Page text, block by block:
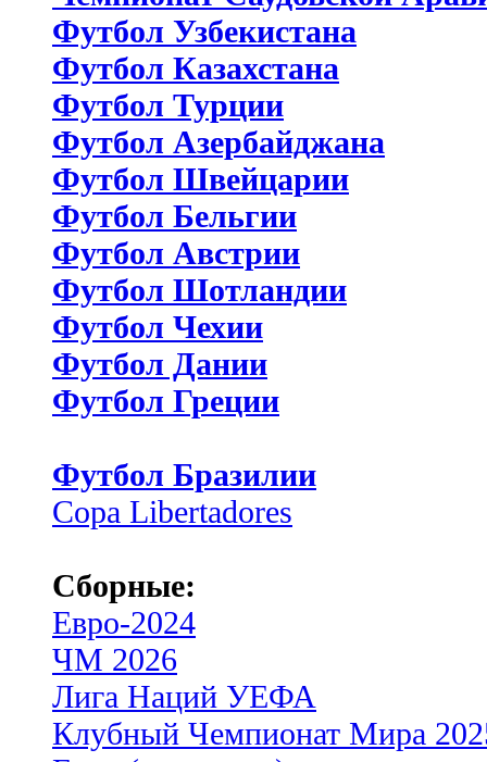
Футбол Узбекистана
Футбол Казахстана
Футбол Турции
Футбол Азербайджана
Футбол Швейцарии
Футбол Бельгии
Футбол Австрии
Футбол Шотландии
Футбол Чехии
Футбол Дании
Футбол Греции
Футбол Бразилии
Copa Libertadores
Сборные:
Евро-2024
ЧМ 2026
Лига Наций УЕФА
Клубный Чемпионат Мира